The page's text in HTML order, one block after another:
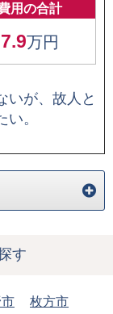
用の合計
万円
いが、故人と
。
す
枚方市